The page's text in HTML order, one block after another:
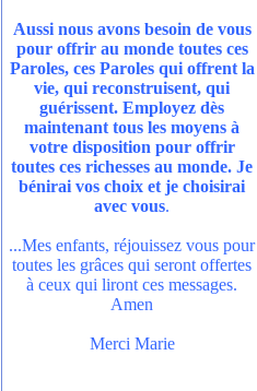
Aussi nous avons besoin de vous
pour offrir au monde toutes ces
Paroles, ces Paroles qui offrent la
vie, qui reconstruisent, qui
guérissent. Employez dès
maintenant tous les moyens à
votre disposition pour offrir
toutes ces richesses au monde. Je
bénirai vos choix et je choisirai
avec vous.
...Mes enfants, réjouissez vous pour
toutes les grâces qui seront offertes
à ceux qui liront ces messages.
Amen
Merci Marie